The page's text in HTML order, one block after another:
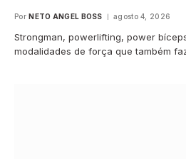
Por NETO ANGEL BOSS agosto 4, 2026
Strongman, powerlifting, power
modalidades de força que também